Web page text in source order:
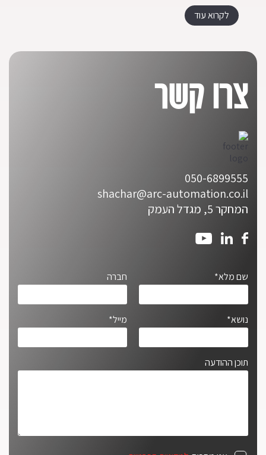
לקרוא עוד
צרו קשר
050-6899555
shachar@arc-automation.co.il
המחקר 5, מגדל העמק
שם מלא* חברה
נושא* מייל*
תוכן ההודעה